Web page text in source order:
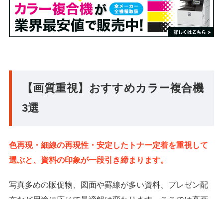
【画質重視】おすすめカラー複合機
3選
色再現・細線の再現性・安定したトナー定着を重視して
選ぶと、資料の印象が一段引き締まります。
写真多めの販促物、図面や罫線が多い資料、プレゼン配